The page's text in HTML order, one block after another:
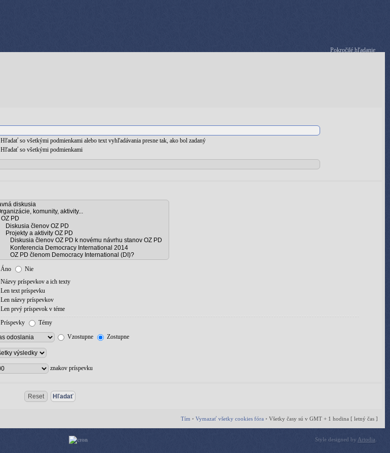
Pokročilé hľadanie
Hľadať so všetkými podmienkami alebo text vyhľadávania presne tak, ako bol zadaný
Hľadať so všetkými podmienkami
Áno
Nie
Názvy príspevkov a ich texty
Len text príspevku
Len názvy príspevkov
Len prvý príspevok v téme
Príspevky
Témy
Vzostupne Zostupne
znakov príspevku
Tím • Vymazať všetky cookies fóra • Všetky časy sú v GMT + 1 hodina [ letný čas ]
Style designed by Artodia